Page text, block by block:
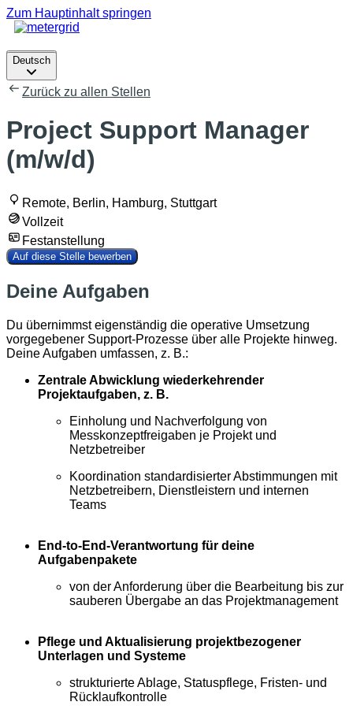
Zum Hauptinhalt springen
Deutsch
Deutsch
Zurück zu allen Stellen
Project Support Manager
(m/w/d)
Remote, Berlin, Hamburg, Stuttgart
Vollzeit
Festanstellung
Auf diese Stelle bewerben
Deine Aufgaben
Du übernimmst eigenständig die operative Umsetzung
vorgegebener Support-Prozesse über alle Projekte hinweg.
Deine Aufgaben umfassen, z. B.:
Zentrale Abwicklung wiederkehrender
Projektaufgaben, z. B.
Einholung und Nachverfolgung von
Messkonzeptfreigaben je Projekt und
Netzbetreiber
Koordination standardisierter Abstimmungen mit
Netzbetreibern, Dienstleistern und internen
Teams
End-to-End-Verantwortung für deine
Aufgabenpakete
von der Anforderung über die Bearbeitung bis zur
sauberen Übergabe an das Projektmanagement
Pflege und Aktualisierung projektbezogener
Unterlagen und Systeme
strukturierte Ablage, Statuspflege, Fristen- und
Rücklaufkontrolle